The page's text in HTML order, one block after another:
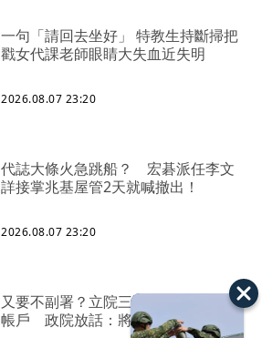
一句「請回去坐好」 特教生持斷掃把
戳女代課老師眼睛大失血近失明
2026.08.07 23:20
代誌大條火急跳船？ 宏碁派任李文
詳接掌兆基屋管2天就喊撤出！
2026.08.07 23:20
又要不副署？立院三讀藍白兒少未來
帳戶 政院放話：將採必要憲政作為